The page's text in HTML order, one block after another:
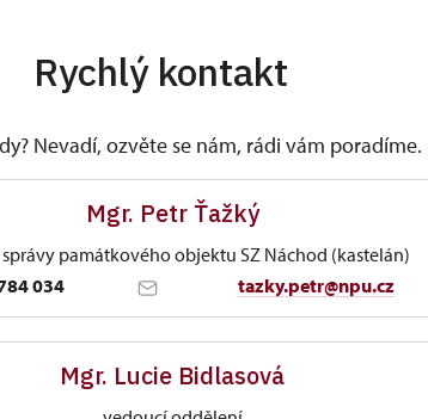
Rychlý kontakt
Nevadí, ozvěte se nám, rádi vám poradíme.
Mgr. Petr Ťažký
památkového objektu SZ Náchod (kastelán)
034
tazky.petr@npu.cz
Zámek 1282/, Náchod 54701
Mgr. Lucie Bidlasová